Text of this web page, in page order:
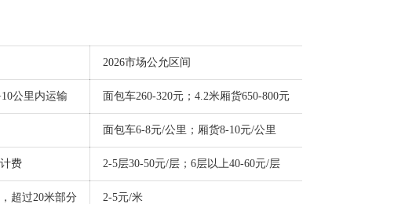
2026市场公允区间
公里内运输 面包车260-320元；4.2米厢货650-800元
面包车6-8元/公里；厢货8-10元/公里
费 2-5层30-50元/层；6层以上40-60元/层
超过20米部分 2-5元/米